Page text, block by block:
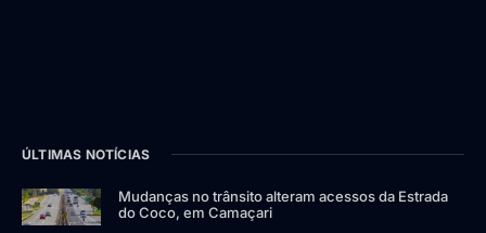
ÚLTIMAS NOTÍCIAS
Mudanças no trânsito alteram acessos da Estrada
do Coco, em Camaçari